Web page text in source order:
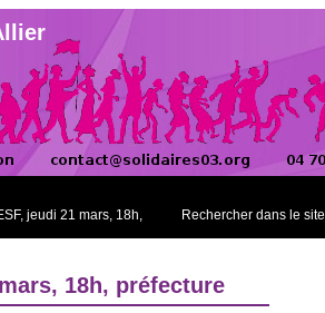
Rechercher dans le site
jeudi 21 mars, 18h,
18h, préfecture